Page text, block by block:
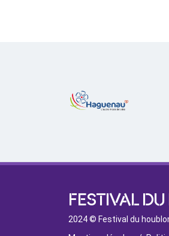
FESTIVAL
2024 © Festival du